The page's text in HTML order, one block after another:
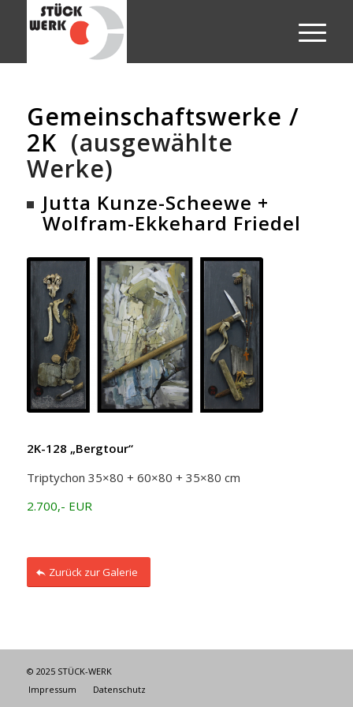
Gemeinschaftswerke /
2K (ausgewählte
Werke)
Jutta Kunze-Scheewe +
Wolfram-Ekkehard Friedel
2K-128 „Bergtour“
Triptychon 35×80 + 60×80 + 35×80 cm
2.700,- EUR
Zurück zur Galerie
© 2025 STÜCK-WERK
Impressum
Datenschutz